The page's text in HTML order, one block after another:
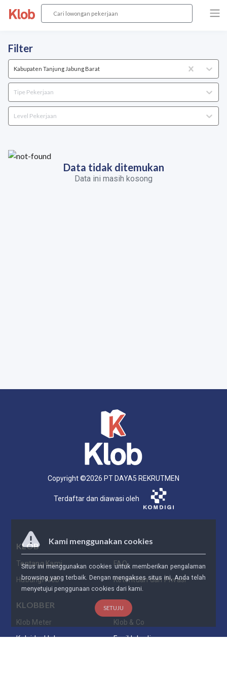
Filter
Kabupaten Tanjung Jabung Barat
Tipe Pekerjaan
Level Pekerjaan
Data tidak ditemukan
Data ini masih kosong
Copyright ©2026 PT DAYA5 REKRUTMEN
Terdaftar dan diawasi oleh
KLOB
Tentang Kami
FAQ
Hubungi Klob
Ketentuan dan Privasi
KLOBBER
Klob Meter
Klob & Co
Kaleidosklob
Ensiklobedia
Kami menggunakan cookies
Situs ini menggunakan cookies untuk memberikan pengalaman
browsing yang terbaik. Dengan mengakses situs ini, Anda telah
menyetujui penggunaan cookies dari kami.
SETUJU